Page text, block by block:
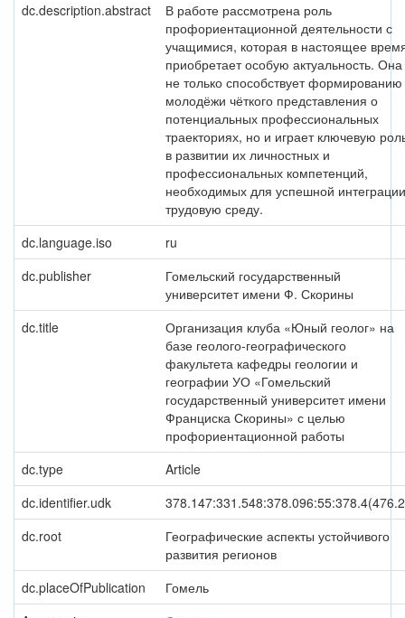
dc.description.abstract
В работе рассмотрена роль
профориентационной деятельности с
учащимися, которая в настоящее
приобретает особую актуальность. Она
не только способствует формированию
молодёжи чёткого представления о
потенциальных профессиональных
траекториях, но и играет ключевую
в развитии их личностных и
профессиональных компетенций,
необходимых для успешной
трудовую среду.
dc.language.iso
ru
dc.publisher
Гомельский государственный
университет имени Ф. Скорины
dc.title
Организация клуба «Юный геолог» на
базе геолого-географического
факультета кафедры геологии и
географии УО «Гомельский
государственный университет имени
Франциска Скорины» с целью
профориентационной работы
dc.type
Article
dc.identifier.udk
dc.root
Географические аспекты устойчивого
развития регионов
dc.placeOfPublication
Гомель